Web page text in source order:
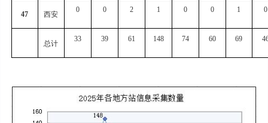
47 西安
0 0 2 1 0 0 1 0
总计
33 39 61 148 74 60 69